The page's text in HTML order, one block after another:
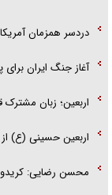
دردسر همزمان
آغاز جنگ ایران برای
اربعین؛ زبان مشترک
اربعین حسینی (ع)
محسن رضایی: